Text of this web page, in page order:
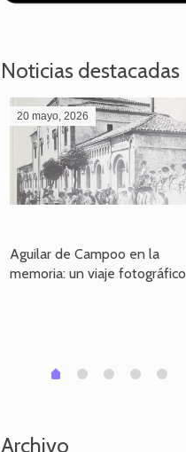
Noticias destacadas
20 mayo, 2026
Aguilar de Campoo en la
memoria: un viaje fotográfico
0 1 2 3 4
Archivo